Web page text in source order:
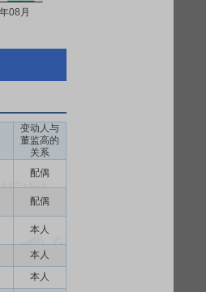
变动人与
董监高的
关系
配偶
配偶
本人
本人
本人